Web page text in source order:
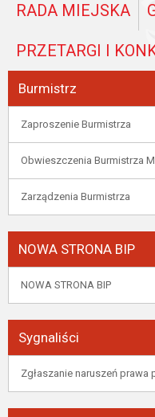
RADA MIEJSKA
PRZETARGI I
Burmistrz
Zaproszenie Burmistrza
Obwieszczenia Burmistrza
Zarządzenia Burmistrza
NOWA STRONA BIP
NOWA STRONA BIP
Sygnaliści
Zgłaszanie naruszeń prawa